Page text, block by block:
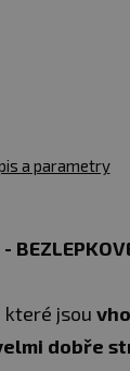
a parametry
které jsou
dobře